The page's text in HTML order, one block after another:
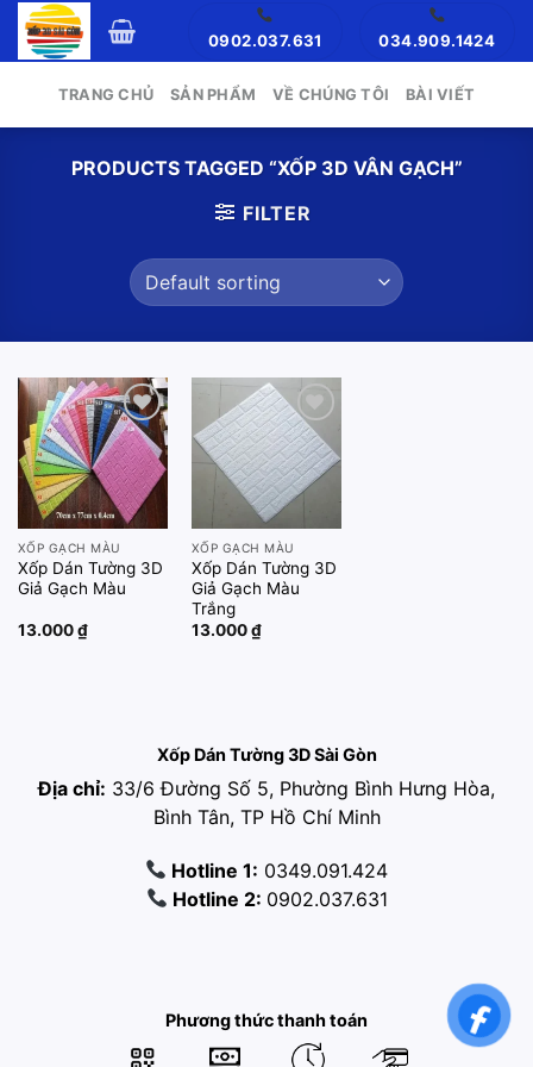
Skip
0902.037.631 034.909.1424
TRANG CHỦ SẢN PHẨM VỀ CHÚNG TÔI BÀI VIẾT
PRODUCTS TAGGED “XỐP 3D VÂN GẠCH”
FILTER
Add to
wishlist
XỐP GẠCH MÀU
Xốp Dán Tường 3D
Giả Gạch Màu
13.000₫
Add to
wishlist
XỐP GẠCH MÀU
Xốp Dán Tường 3D
Giả Gạch Màu
Trắng
13.000₫
Xốp Dán Tường 3D Sài Gòn
Địa chỉ: 33/6 Đường Số 5, Phường Bình Hưng Hòa,
Bình Tân, TP Hồ Chí Minh
Hotline 1: 0349.091.424
Hotline 2: 0902.037.631
Phương thức thanh toán